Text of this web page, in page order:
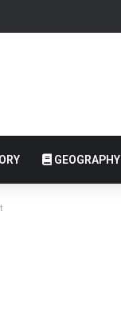
GEOGRAPHY